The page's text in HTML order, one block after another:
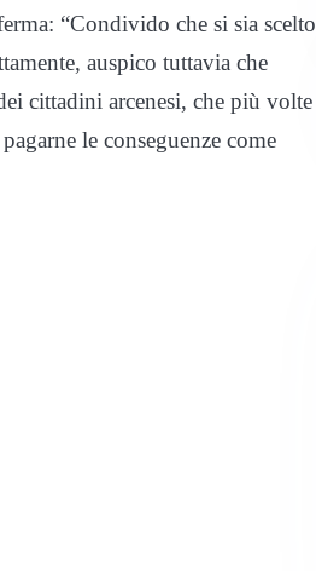
“Condivido che si sia scelto
auspico tuttavia che
cittadini arcenesi, che più volte
le conseguenze come